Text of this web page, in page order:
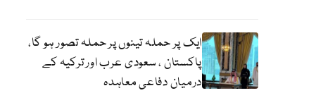
ایک پر حملہ تینوں پر حملہ تصور ہو گا،
پاکستان ، سعودی عرب اور ترکیہ کے
درمیان دفاعی معاہدہ